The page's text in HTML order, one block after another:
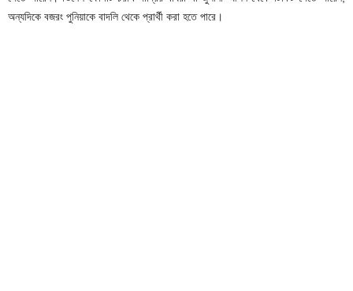
অন্যদিকে বজরং পুনিয়াকে বাদলি থেকে প্রার্থী করা হতে পারে।